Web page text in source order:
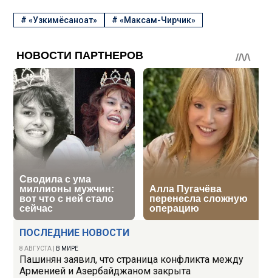
ПОСЛЕДНИЕ НОВОСТИ
8 АВГУСТА В МИРЕ
Пашинян заявил, что страница конфликта между
Арменией и Азербайджаном закрыта
#«Узкимёсаноат» #«Максам-Чирчик»